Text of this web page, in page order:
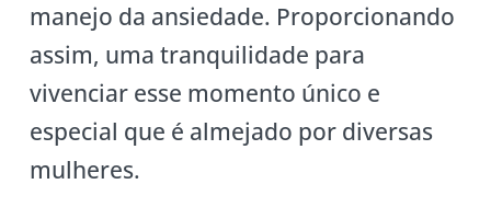
manejo da ansiedade. Proporcionando
assim, uma tranquilidade para
vivenciar esse momento único e
especial que é almejado por diversas
mulheres.